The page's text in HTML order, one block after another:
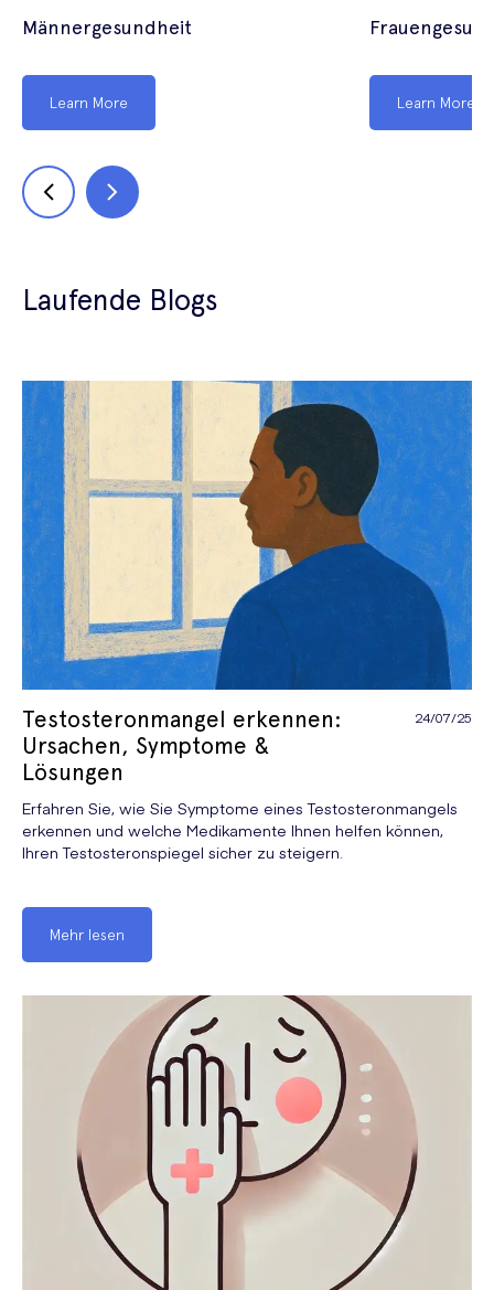
Männergesundheit
Learn More Learn More
Laufende Blogs
Testosteronmangel erkennen:
Ursachen, Symptome &
Lösungen
24/07/25
Erfahren Sie, wie Sie Symptome eines Testosteronmangels
erkennen und welche Medikamente Ihnen helfen können,
Ihren Testosteronspiegel sicher zu steigern.
Mehr lesen